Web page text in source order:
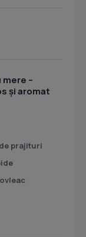
–
și aromat
prajituri